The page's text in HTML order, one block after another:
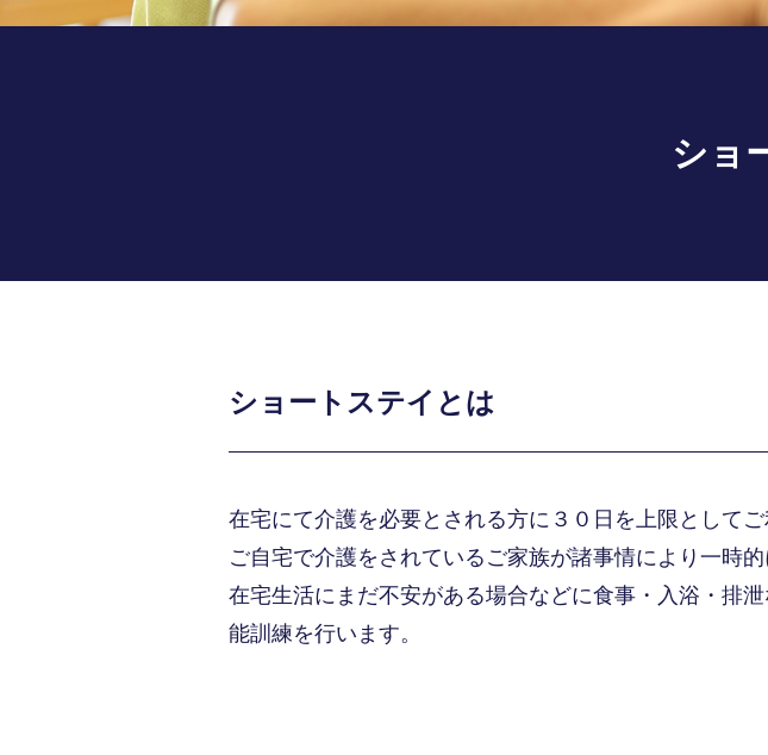
ショ
ショートステイとは
在宅にて介護を必要とされる方に３０日を上限としてご
ご自宅で介護をされているご家族が諸事情により一時
在宅生活にまだ不安がある場合などに食事・入浴・排
能訓練を行います。